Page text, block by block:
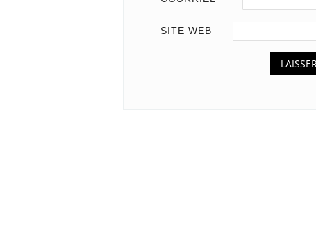
SITE WEB